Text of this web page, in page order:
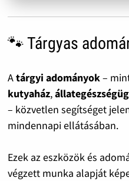
🐾 Tárgyas
Atárgyi adományok–
kutyaház,
– közvetlen segítséget
mindennapi ellátásában.
Ezek az eszközök és
végzett munka alapját